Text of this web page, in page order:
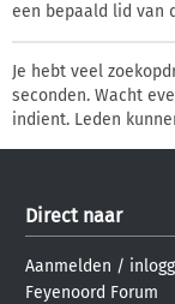
een bepaald lid van
Je hebt veel
seconden. Wacht
indient. Leden
Direct naar
Aanmelden /
Feyenoord Forum